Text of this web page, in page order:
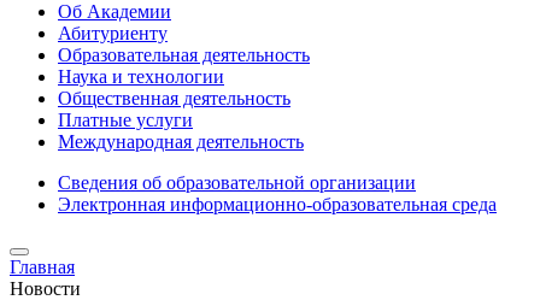
Об Академии
Абитуриенту
Образовательная деятельность
Наука и технологии
Общественная деятельность
Платные услуги
Международная деятельность
Сведения об образовательной организации
Электронная информационно-образовательная среда
Главная
Новости